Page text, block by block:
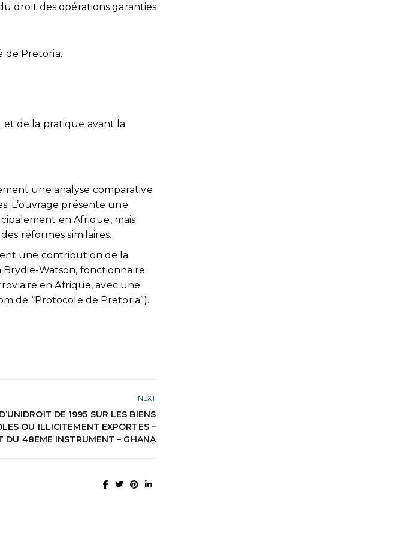
droit des opérations garanties
de Pretoria.
et de la pratique avant la
une analyse comparative
L’ouvrage présente une
en Afrique, mais
réformes similaires.
une contribution de la
Brydie-Watson, fonctionnaire
en Afrique, avec une
de “Protocole de Pretoria”).
NEXT
DE 1995 SUR LES BIENS
OU ILLICITEMENT EXPORTES –
DU 48EME INSTRUMENT – GHANA